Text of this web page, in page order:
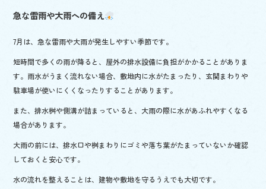
急な雷雨や大雨への備え
7月は、急な雷雨や大雨が発生しやすい季節です。
短時間で多くの雨が降ると、屋外の排水設備に負担がかかることがありま
す。雨水がうまく流れない場合、敷地内に水がたまったり、玄関まわりや
駐車場が使いにくくなったりすることがあります。
また、排水桝や側溝が詰まっていると、大雨の際に水があふれやすくなる
場合があります。
大雨の前には、排水口や桝まわりにゴミや落ち葉がたまっていないか確認
しておくと安心です。
水の流れを整えることは、建物や敷地を守るうえでも大切です。